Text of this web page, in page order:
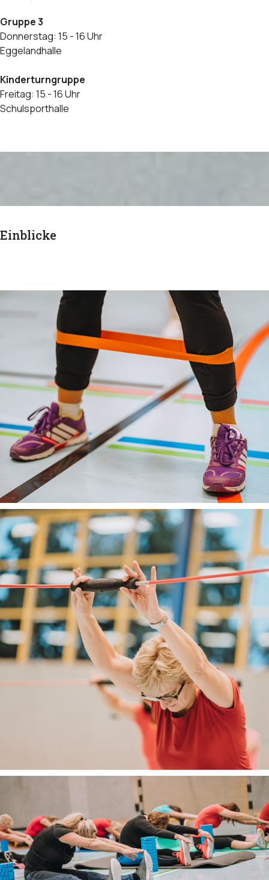
Gruppe 3
Donnerstag: 15 - 16 Uhr
Eggelandhalle
Kinderturngruppe
Freitag: 15 - 16 Uhr
Schulsporthalle
Einblicke